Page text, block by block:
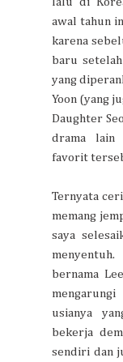
awal tahun
karena
baru
yang
Yoon (yang
Daughter
drama lain
favorit
Ternyata
memang
saya
bernama
usianya
bekerja
sendiri dan